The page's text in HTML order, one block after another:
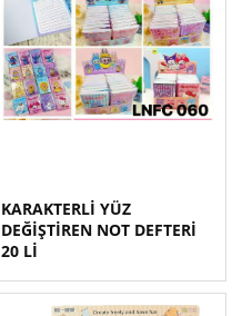
KARAKTERLİ YÜZ
DEĞİŞTİREN NOT DEFTERİ
20 Lİ